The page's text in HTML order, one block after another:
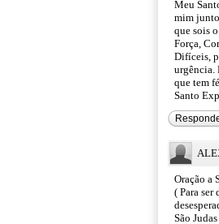
Meu
mim junto
que sois
Força,
Difíceis,
urgência.
que tem
Santo
Oração a
( Para ser
São